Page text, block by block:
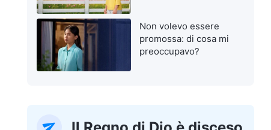
Non volevo essere
promossa: di cosa mi
preoccupavo?